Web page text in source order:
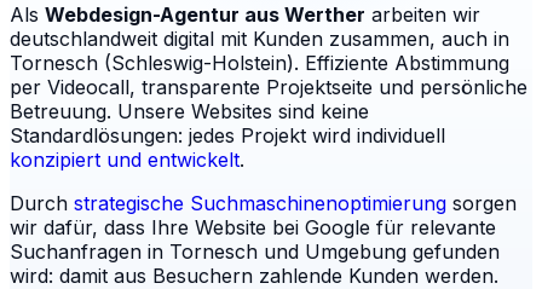
Als Webdesign-Agentur aus Werther arbeiten wir
deutschlandweit digital mit Kunden zusammen, auch in
Tornesch (Schleswig-Holstein). Effiziente Abstimmung
per Videocall, transparente Projektseite und persönliche
Betreuung. Unsere Websites sind keine
Standardlösungen: jedes Projekt wird individuell
konzipiert und entwickelt.
Durch strategische Suchmaschinenoptimierung sorgen
wir dafür, dass Ihre Website bei Google für relevante
Suchanfragen in Tornesch und Umgebung gefunden
wird: damit aus Besuchern zahlende Kunden werden.